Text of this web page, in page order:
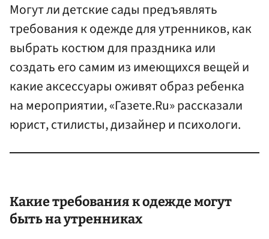
Могут ли детские сады предъявлять
требования к одежде для утренников, как
выбрать костюм для праздника или
создать его самим из имеющихся вещей и
какие аксессуары оживят образ ребенка
на мероприятии, «Газете.Ru» рассказали
юрист, стилисты, дизайнер и психологи.
Какие требования к одежде могут
быть на утренниках